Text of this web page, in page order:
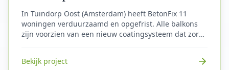
In Tuindorp Oost (Amsterdam) heeft BetonFix 11
woningen verduurzaamd en opgefrist. Alle balkons
zijn voorzien van een nieuw coatingsysteem dat zorgt
geschilderd, waardoor de woningen een frisse en
Bekijk project